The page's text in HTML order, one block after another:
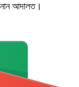
আদালত।